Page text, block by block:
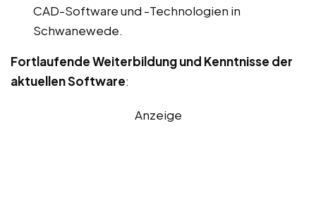
CAD-Software und -Technologien in
Schwanewede.
Fortlaufende Weiterbildung und Kenntnisse der
aktuellen Software:
Anzeige